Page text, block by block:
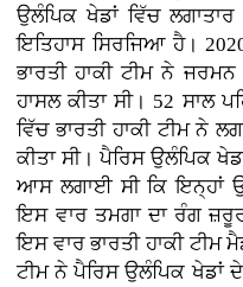
ਉਲੰਪਿਕ ਖੇਡਾਂ ਵਿੱਚ
ਇਤਿਹਾਸ ਸਿਰਜਿਆ ਹੈ।
ਭਾਰਤੀ ਹਾਕੀ ਟੀਮ ਨੇ
ਹਾਸਲ ਕੀਤਾ ਸੀ। 52 ਸਾਲ
ਵਿੱਚ ਭਾਰਤੀ ਹਾਕੀ ਟੀਮ ਨੇ
ਕੀਤਾ ਸੀ। ਪੈਰਿਸ ਉਲੰਪਿਕ
ਆਸ ਲਗਾਈ ਸੀ ਕਿ ਇਨ੍ਹਾਂ
ਇਸ ਵਾਰ ਤਮਗਾ ਦਾ ਰੰਗ
ਇਸ ਵਾਰ ਭਾਰਤੀ ਹਾਕੀ ਟੀਮ
ਟੀਮ ਨੇ ਪੈਰਿਸ ਉਲੰਪਿਕ ਖੇਡਾਂ